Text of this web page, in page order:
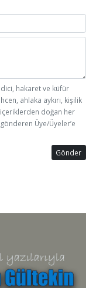
hakaret ve küfür
ahlaka aykırı, kişilik
doğan her
Üye/Üyeler’e
Gönder